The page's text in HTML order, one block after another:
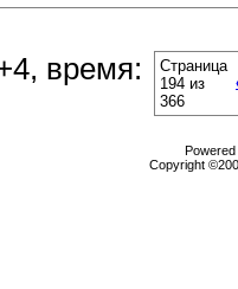
время:
Страница
194 из
366
Copyright